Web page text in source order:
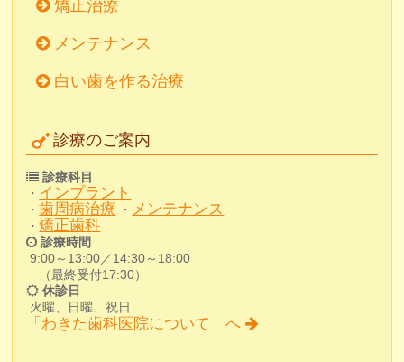
矯正治療
メンテナンス
白い歯を作る治療
診療のご案内
診療科目
・ インプラント
・歯周病治療 ・ メンテナンス
・矯正歯科
診療時間
9:00～13:00／14:30～18:00
（最終受付17:30）
休診日
火曜、日曜、祝日
「わきた歯科医院について」へ